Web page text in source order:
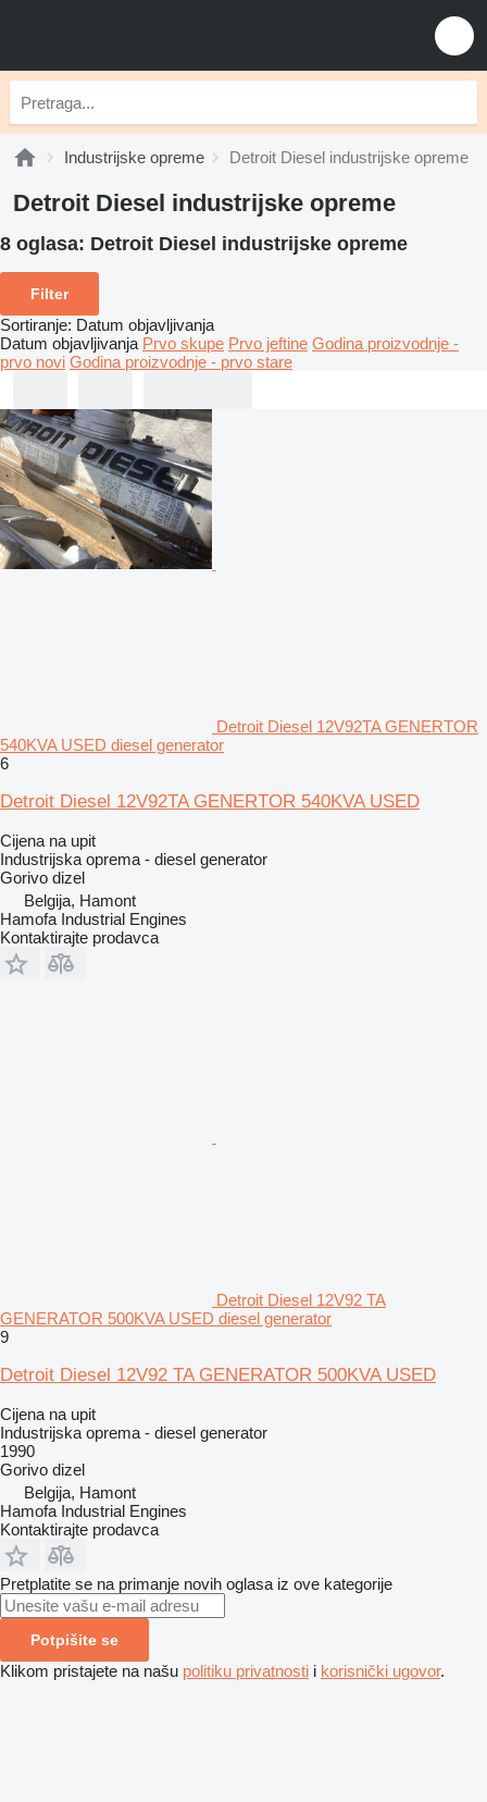
Industrijske opreme Detroit Diesel industrijske opreme
Detroit Diesel industrijske opreme
8 oglasa: Detroit Diesel industrijske opreme
Filter
Sortiranje: Datum objavljivanja
Datum objavljivanja Prvo skupe Prvo jeftine Godina proizvodnje -
prvo novi Godina proizvodnje - prvo stare
Detroit Diesel 12V92TA GENERTOR
540KVA USED diesel generator
6
Detroit Diesel 12V92TA GENERTOR 540KVA USED
Cijena na upit
Industrijska oprema - diesel generator
Gorivo dizel
Belgija, Hamont
Hamofa Industrial Engines
Kontaktirajte prodavca
Detroit Diesel 12V92 TA
GENERATOR 500KVA USED diesel generator
9
Detroit Diesel 12V92 TA GENERATOR 500KVA USED
Cijena na upit
Industrijska oprema - diesel generator
1990
Gorivo dizel
Belgija, Hamont
Hamofa Industrial Engines
Kontaktirajte prodavca
Pretplatite se na primanje novih oglasa iz ove kategorije
Potpišite se
Klikom pristajete na našu politiku privatnosti i korisnički ugovor.